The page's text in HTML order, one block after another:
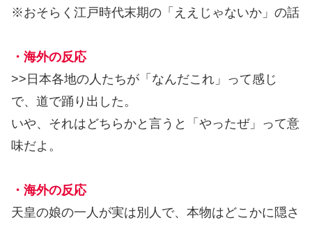
※おそらく江戸時代末期の「ええじゃないか」の話
・海外の反応
>>日本各地の人たちが「なんだこれ」って感じ
で、道で踊り出した。
いや、それはどちらかと言うと「やったぜ」って意
味だよ。
・海外の反応
天皇の娘の一人が実は別人で、本物はどこかに隠さ